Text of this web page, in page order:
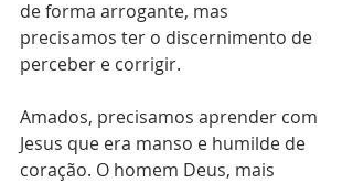
de forma arrogante, mas
precisamos ter o discernimento de
perceber e corrigir.
Amados, precisamos aprender com
Jesus que era manso e humilde de
coração. O homem Deus, mais